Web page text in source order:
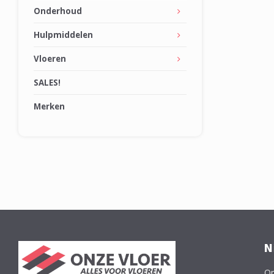
Onderhoud
Hulpmiddelen
Vloeren
SALES!
Merken